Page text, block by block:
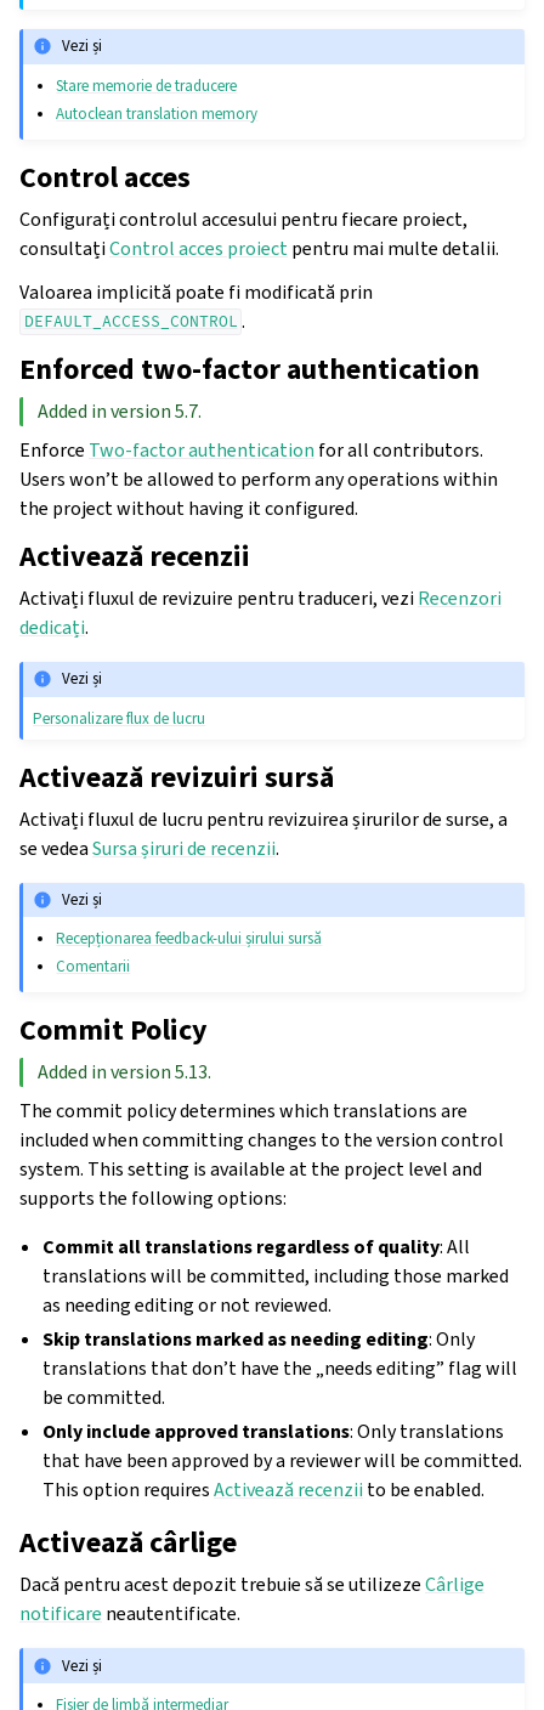
Vezi și
Stare memorie de traducere
Autoclean translation memory
Control acces
Configurați controlul accesului pentru fiecare proiect,
consultațiControl acces proiectpentru mai multe detalii.
Valoarea implicită poate fi modificată prin
DEFAULT_ACCESS_CONTROL .
Enforced two-factor authentication
Added in version 5.7.
Enforce Two-factor authentication for all contributors.
Users won’t be allowed to perform any operations within
the project without having it configured.
Activează recenzii
Activați fluxul de revizuire pentru traduceri, veziRecenzori
dedicați.
Vezi și
Personalizare flux de lucru
Activează revizuiri sursă
Activați fluxul de lucru pentru revizuirea șirurilor de surse, a
se vedeaSursa șiruri de recenzii.
Vezi și
Recepționarea feedback-ului șirului sursă
Comentarii
Commit Policy
Added in version 5.13.
The commit policy determines which translations are
included when committing changes to the version control
system. This setting is available at the project level and
supports the following options:
Commit all translations regardless of quality: All
translations will be committed, including those marked
as needing editing or not reviewed.
Skip translations marked as needing editing: Only
translations that don’t have the „needs editing” flag will
be committed.
Only include approved translations: Only translations
that have been approved by a reviewer will be committed.
This option requiresActivează recenzii to be enabled.
Activează cârlige
Dacă pentru acest depozit trebuie să se utilizezeCârlige
notificare neautentificate.
Vezi și
Fișier de limbă intermediar